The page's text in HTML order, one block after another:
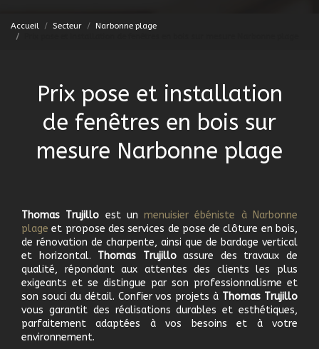
Accueil Secteur
Narbonne plage
Prix pose et installation
de fenêtres en bois sur
mesure Narbonne plage
Thomas Trujillo est unmenuisier ébéniste à Narbonne
plage et propose des services de pose de clôture en bois,
de rénovation de charpente, ainsi que de bardage vertical
et horizontal. Thomas Trujilloassure des travaux de
qualité, répondant aux attentes des clients les plus
exigeants et se distingue par son professionnalisme et
son souci du détail. Confier vos projets à Thomas Trujillo
vous garantit des réalisations durables et esthétiques,
parfaitement adaptées à vos besoins et à votre
environnement.